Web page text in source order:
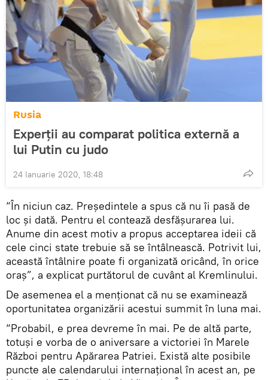
Rusia
Experții au comparat politica externă a
lui Putin cu judo
24 Ianuarie 2020, 18:48
“În niciun caz. Președintele a spus că nu îi pasă de
loc și dată. Pentru el contează desfășurarea lui.
Anume din acest motiv a propus acceptarea ideii că
cele cinci state trebuie să se întâlnească. Potrivit lui,
această întâlnire poate fi organizată oricând, în orice
oraș”, a explicat purtătorul de cuvânt al Kremlinului.
De asemenea el a menționat că nu se examinează
oportunitatea organizării acestui summit în luna mai.
“Probabil, e prea devreme în mai. Pe de altă parte,
totuși e vorba de o aniversare a victoriei în Marele
Război pentru Apărarea Patriei. Există alte posibile
puncte ale calendarului internațional în acest an, pe